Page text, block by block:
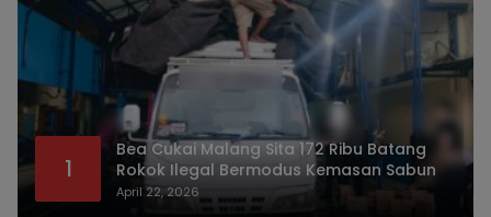
1
Bea Cukai Malang Sita 172 Ribu Batang
Rokok Ilegal Bermodus Kemasan Sabun
April 22, 2026